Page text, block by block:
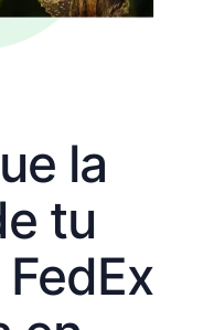
la
tu